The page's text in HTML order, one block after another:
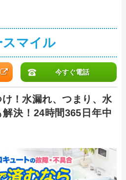
スマイル
今すぐ電話
！水漏れ、つまり、水
決！24時間365日年中